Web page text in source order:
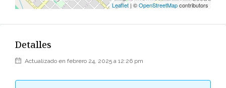
Leaflet| ©OpenStreetMapcontributors
Detalles
Actualizado en febrero 24, 2025 a 12:26 pm